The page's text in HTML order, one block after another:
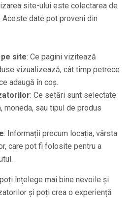
site-ului este colectarea de
date pot proveni din
site: Ce pagini vizitează
vizualizează, cât timp petrece
adaugă în coș.
: Ce setări sunt selectate
moneda, sau tipul de produs
: Informații precum locația, vârsta
care pot fi folosite pentru a
înțelege mai bine nevoile și
și poți crea o experiență